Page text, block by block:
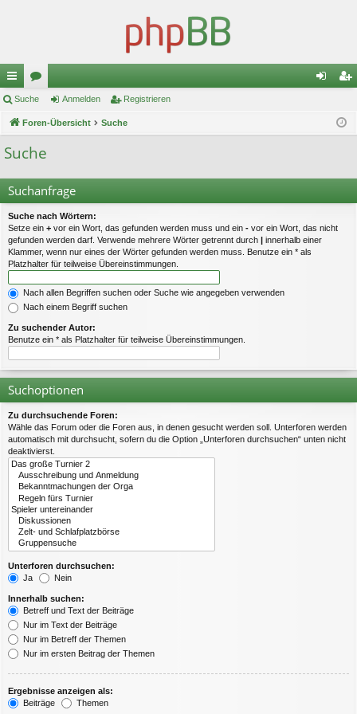
ch
ne
llz
riff
or
en ist
Suche Anmelden Registrieren
Foren-Übersicht Suche
Suche
Suchanfrage
Suche nach Wörtern:
Setze ein + vor ein Wort, das gefunden werden muss und ein - vor ein Wort, das nicht
gefunden werden darf. Verwende mehrere Wörter getrennt durch | innerhalb einer
Klammer, wenn nur eines der Wörter gefunden werden muss. Benutze ein * als
Platzhalter für teilweise Übereinstimmungen.
Nach allen Begriffen suchen oder Suche wie angegeben verwenden
Nach einem Begriff suchen
Zu suchender Autor:
Benutze ein * als Platzhalter für teilweise Übereinstimmungen.
Suchoptionen
Zu durchsuchende Foren:
Wähle das Forum oder die Foren aus, in denen gesucht werden soll. Unterforen werden
automatisch mit durchsucht, sofern du die Option „Unterforen durchsuchen“ unten nicht
deaktivierst.
Unterforen durchsuchen:
Ja
Nein
Innerhalb suchen:
Betreff und Text der Beiträge
Nur im Text der Beiträge
Nur im Betreff der Themen
Nur im ersten Beitrag der Themen
Ergebnisse anzeigen als:
Beiträge
Themen